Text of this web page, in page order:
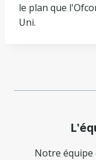
le plan que
Uni.
Notre équipe